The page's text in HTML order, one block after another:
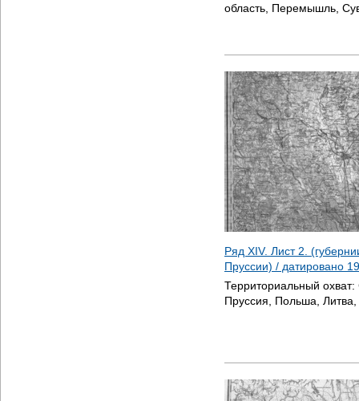
область, Перемышль,
Ряд XIV. Лист 2.
Пруссии) / датировано
Территориальный охват:
Пруссия, Польша,